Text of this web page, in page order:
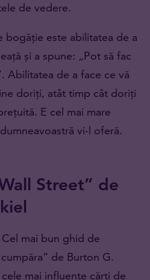
de vedere.
bogăție este abilitatea de a
și a spune: „Pot să fac
Abilitatea de a face ce vă
doriți, atât timp cât doriți
E cel mai mare
vi-l oferă.
Street” de
mai bun ghid de
de Burton G.
mai influente cărți de